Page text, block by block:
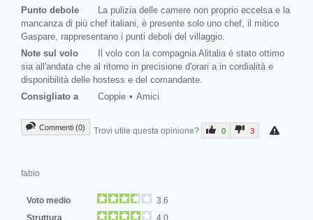
Punto debole
La pulizia delle camere non proprio eccelsa e la
mancanza di più chef italiani, è presente solo uno chef, il mitico
Gaspare, rappresentano i punti deboli del villaggio.
Note sul volo
Il volo con la compagnia Alitalia è stato ottimo
sia all'andata che al ritorno in precisione d'orari a in cordialità e
disponibilità delle hostess e del comandante.
Consigliato a
Coppie Amici
Commenti (0) Trovi utile questa opinione? 0 3
fabio
Voto medio
3.6
Struttura
4.0